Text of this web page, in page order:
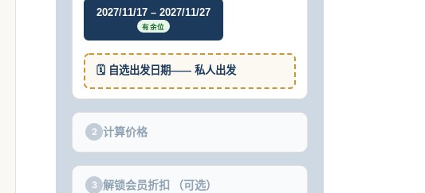
2027/11/17 – 2027/11/27
有余位
🗓 自选出发日期—— 私人出发
2 计算价格
3 解锁会员折扣 （可选）